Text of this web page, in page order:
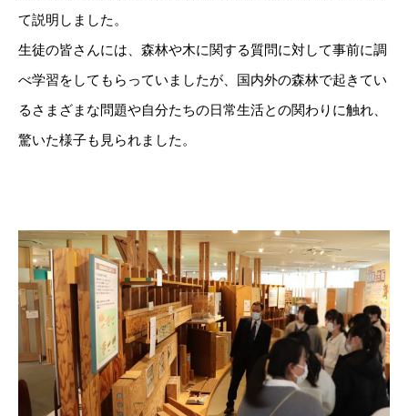
て説明しました。
生徒の皆さんには、森林や木に関する質問に対して事前に調
べ学習をしてもらっていましたが、国内外の森林で起きてい
るさまざまな問題や自分たちの日常生活との関わりに触れ、
驚いた様子も見られました。